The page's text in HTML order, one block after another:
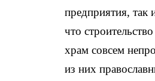
предприятия, так
что
храм совсем
из них